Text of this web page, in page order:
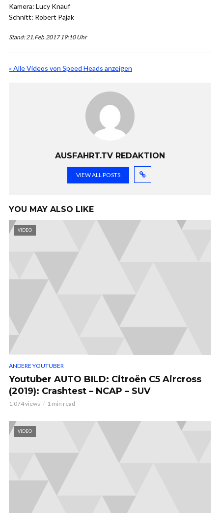
Kamera: Lucy Knauf
Schnitt: Robert Pajak
Stand: 21.Feb.2017 19:10 Uhr
« Alle Videos von Speed Heads anzeigen
AUSFAHRT.TV REDAKTION
VIEW ALL POSTS
YOU MAY ALSO LIKE
VIDEO
ANDERE YOUTUBER
Youtuber AUTO BILD: Citroën C5 Aircross
(2019): Crashtest – NCAP – SUV
1.074 views 1 min read
VIDEO